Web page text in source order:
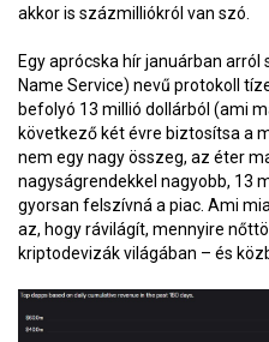
akkor is százmilliókról van szó.
Egy aprócska hír januárban arról
Name Service) nevű protokoll
befolyó 13 millió dollárból (ami
következő két évre biztosítsa a
nem egy nagy összeg, az éter
nagyságrendekkel nagyobb, 13
gyorsan felszívná a piac. Ami
az, hogy rávilágít, mennyire
kriptodevizák világában – és